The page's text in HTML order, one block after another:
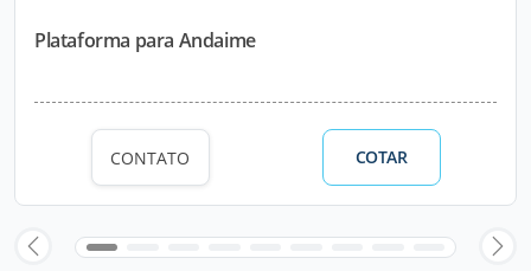
Plataforma para Andaime
CONTATO COTAR